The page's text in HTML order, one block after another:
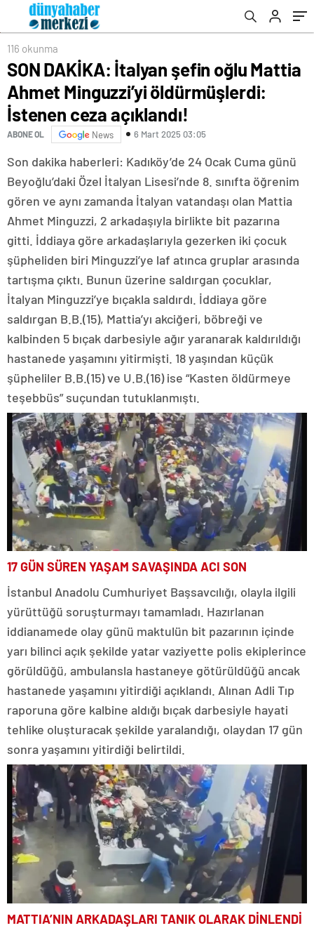
açıklandı!
116 okunma
SON DAKİKA: İtalyan şefin oğlu Mattia
Ahmet Minguzzi’yi öldürmüşlerdi:
İstenen ceza açıklandı!
ABONE OL News 6 Mart 2025 03:05
Son dakika haberleri: Kadıköy’de 24 Ocak Cuma günü
Beyoğlu’daki Özel İtalyan Lisesi’nde 8. sınıfta öğrenim
gören ve aynı zamanda İtalyan vatandaşı olan Mattia
Ahmet Minguzzi, 2 arkadaşıyla birlikte bit pazarına
gitti. İddiaya göre arkadaşlarıyla gezerken iki çocuk
şüpheliden biri Minguzzi’ye laf atınca gruplar arasında
tartışma çıktı. Bunun üzerine saldırgan çocuklar,
İtalyan Minguzzi’ye bıçakla saldırdı. İddiaya göre
saldırgan B.B.(15), Mattia’yı akciğeri, böbreği ve
kalbinden 5 bıçak darbesiyle ağır yaranarak kaldırıldığı
hastanede yaşamını yitirmişti. 18 yaşından küçük
şüpheliler B.B.(15) ve U.B.(16) ise “Kasten öldürmeye
teşebbüs” suçundan tutuklanmıştı.
17 GÜN SÜREN YAŞAM SAVAŞINDA ACI SON
İstanbul Anadolu Cumhuriyet Başsavcılığı, olayla ilgili
yürüttüğü soruşturmayı tamamladı. Hazırlanan
iddianamede olay günü maktulün bit pazarının içinde
yarı bilinci açık şekilde yatar vaziyette polis ekiplerince
görüldüğü, ambulansla hastaneye götürüldüğü ancak
hastanede yaşamını yitirdiği açıklandı. Alınan Adli Tıp
raporuna göre kalbine aldığı bıçak darbesiyle hayati
tehlike oluşturacak şekilde yaralandığı, olaydan 17 gün
sonra yaşamını yitirdiği belirtildi.
MATTIA’NIN ARKADAŞLARI TANIK OLARAK DİNLENDİ